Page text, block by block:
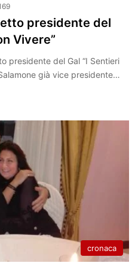
presidente del
Vivere”
presidente del Gal “I Sentieri
già vice presidente…
cronaca